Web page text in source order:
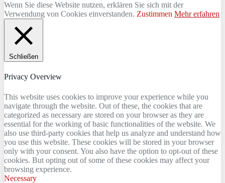
Wenn Sie diese Website nutzen, erklären Sie sich mit der
Verwendung von Cookies einverstanden. Zustimmen Mehr erfahren
Schließen
Privacy Overview
This website uses cookies to improve your experience while you
navigate through the website. Out of these, the cookies that are
categorized as necessary are stored on your browser as they are
essential for the working of basic functionalities of the website. We
also use third-party cookies that help us analyze and understand how
you use this website. These cookies will be stored in your browser
only with your consent. You also have the option to opt-out of these
cookies. But opting out of some of these cookies may affect your
browsing experience.
Necessary